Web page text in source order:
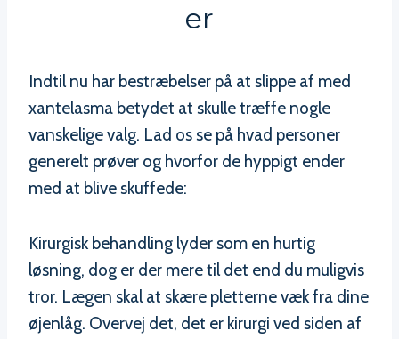
Er
Indtil nu har bestræbelser på at slippe af med
xantelasma betydet at skulle træffe nogle
vanskelige valg. Lad os se på hvad personer
generelt prøver og hvorfor de hyppigt ender
med at blive skuffede:
Kirurgisk behandling lyder som en hurtig
løsning, dog er der mere til det end du muligvis
tror. Lægen skal at skære pletterne væk fra dine
øjenlåg. Overvej det, det er kirurgi ved siden af